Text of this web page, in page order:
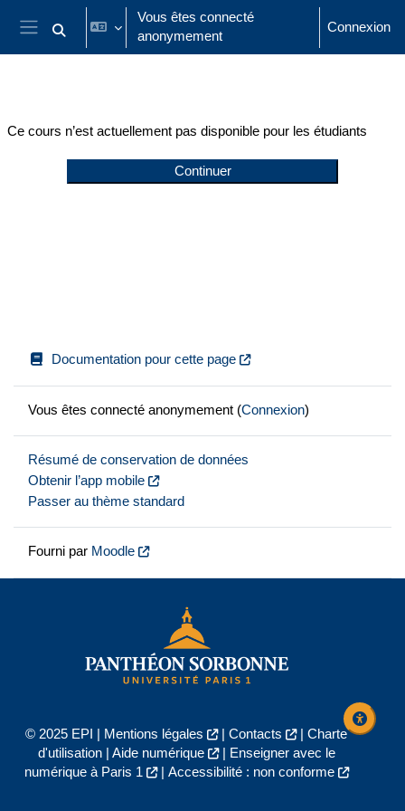
Passer au contenu principal
Panneau latéral
Activer/désactiver la saisie de recherche
Vous êtes connecté
anonymement
Connexion
Ce cours n’est actuellement pas disponible pour les étudiants
Continuer
Documentation pour cette page
Vous êtes connecté anonymement (Connexion)
Résumé de conservation de données
Obtenir l’app mobile
Passer au thème standard
Fourni par Moodle
© 2025 EPI | Mentions légales | Contacts | Charte
d'utilisation| Aide numérique |
Enseigner avec le
numérique à Paris 1
| Accessibilité : non conforme